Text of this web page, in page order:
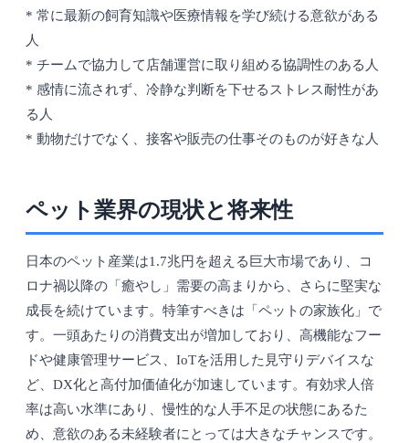
* 常に最新の飼育知識や医療情報を学び続ける意欲がある
人
* チームで協力して店舗運営に取り組める協調性のある人
* 感情に流されず、冷静な判断を下せるストレス耐性があ
る人
* 動物だけでなく、接客や販売の仕事そのものが好きな人
ペット業界の現状と将来性
日本のペット産業は1.7兆円を超える巨大市場であり、コ
ロナ禍以降の「癒やし」需要の高まりから、さらに堅実な
成長を続けています。特筆すべきは「ペットの家族化」で
す。一頭あたりの消費支出が増加しており、高機能なフー
ドや健康管理サービス、IoTを活用した見守りデバイスな
ど、DX化と高付加価値化が加速しています。有効求人倍
率は高い水準にあり、慢性的な人手不足の状態にあるた
め、意欲のある未経験者にとっては大きなチャンスです。